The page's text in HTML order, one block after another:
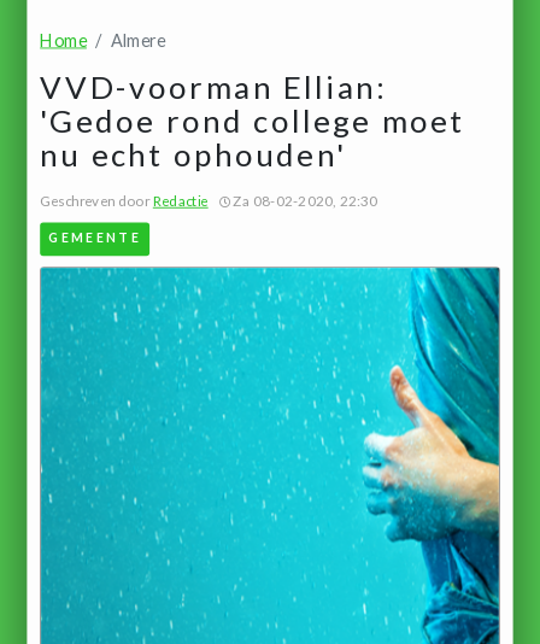
Home Almere
VVD-voorman Ellian:
'Gedoe rond college moet
nu echt ophouden'
Geschreven doorRedactie Za 08-02-2020, 22:30
GEMEENTE